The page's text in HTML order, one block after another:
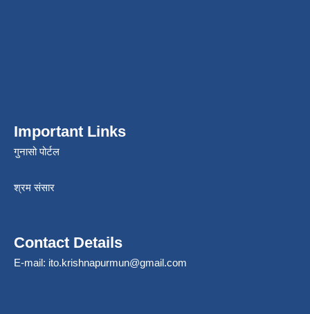
Important Links
गुनासो पोर्टल
श्रम संसार
Contact Details
E-mail: ito.krishnapurmun@gmail.com